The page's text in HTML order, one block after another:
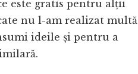
este gratis pentru alții
nu l-am realizat multă
ideile și pentru a